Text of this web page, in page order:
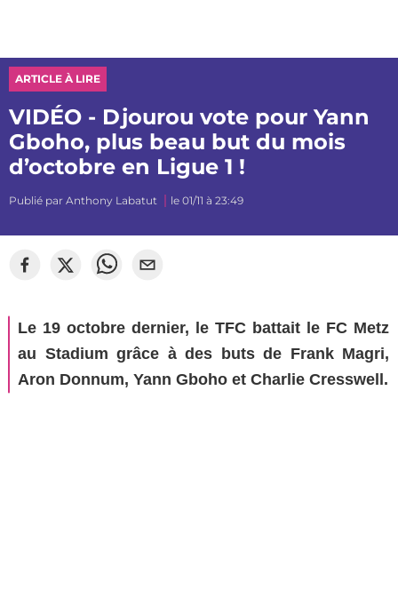
ARTICLE À LIRE
VIDÉO - Djourou vote pour Yann
Gboho, plus beau but du mois
d’octobre en Ligue 1 !
Publié par Anthony Labatut le 01/11 à 23:49
Le 19 octobre dernier, le TFC battait le FC Metz
au Stadium grâce à des buts de Frank Magri,
Aron Donnum, Yann Gboho et Charlie Cresswell.